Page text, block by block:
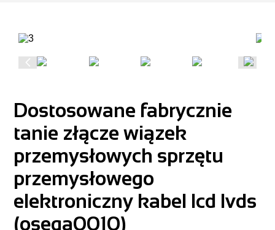
Dostosowane fabrycznie
tanie złącze wiązek
przemysłowych sprzętu
przemysłowego
elektroniczny kabel lcd lvds
(osega0010)